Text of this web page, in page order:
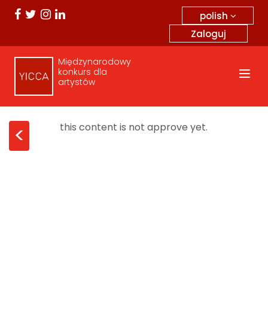
polish
Zaloguj
Międzynarodowy
konkurs dla
artystów
< this content is not approve yet.